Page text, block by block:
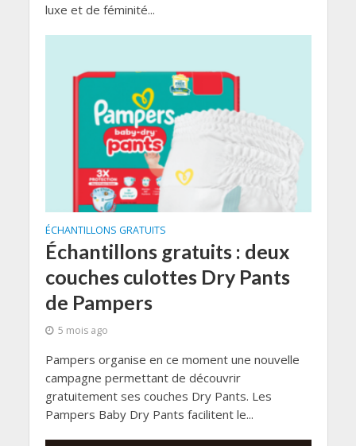
luxe et de féminité...
ÉCHANTILLONS GRATUITS
Échantillons gratuits : deux
couches culottes Dry Pants
de Pampers
5 mois ago
Pampers organise en ce moment une nouvelle
campagne permettant de découvrir
gratuitement ses couches Dry Pants. Les
Pampers Baby Dry Pants facilitent le...